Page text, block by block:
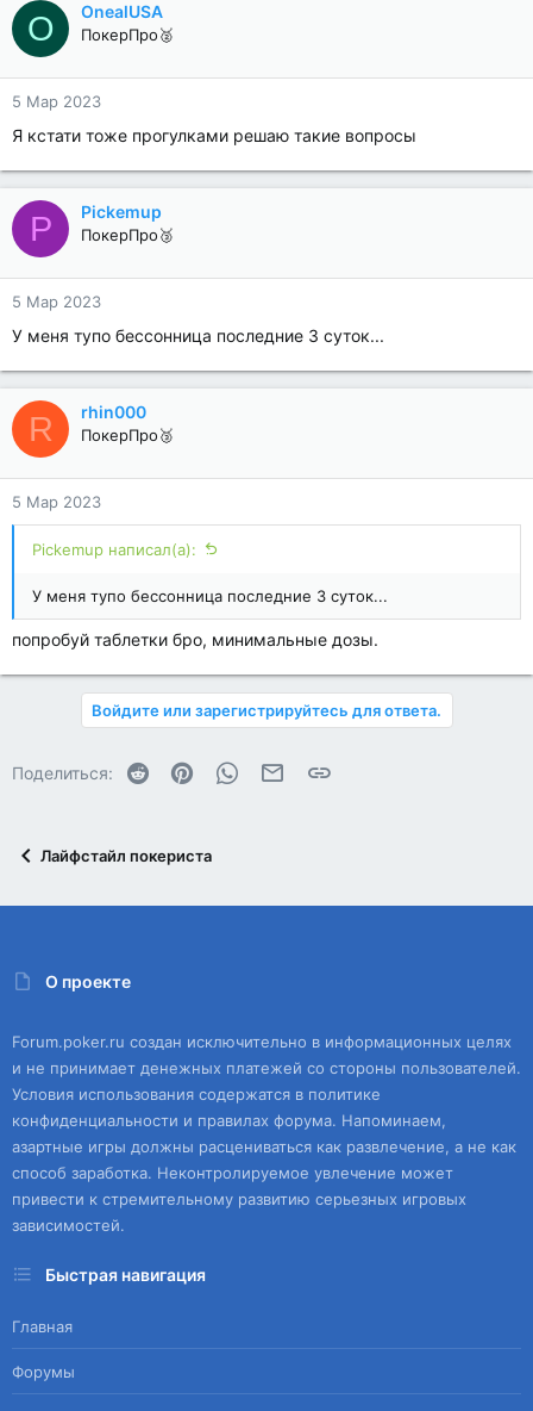
O OnealUSA
ПокерПро🥈
5 Мар 2023
Я кстати тоже прогулками решаю такие вопросы
P Pickemup
ПокерПро🥉
5 Мар 2023
У меня тупо бессонница последние 3 суток...
R rhin000
ПокерПро🥉
5 Мар 2023
Pickemup написал(а):
У меня тупо бессонница последние 3 суток...
попробуй таблетки бро, минимальные дозы.
Войдите или зарегистрируйтесь для ответа.
Поделиться: Reddit PinterestWhatsAppЭлектронная почта
Ссылка
Лайфстайл покериста
О проекте
Forum.poker.ru создан исключительно в информационных целях
и не принимает денежных платежей со стороны пользователей.
Условия использования содержатся в политике
конфиденциальности и правилах форума. Напоминаем,
азартные игры должны расцениваться как развлечение, а не как
способ заработка. Неконтролируемое увлечение может
привести к стремительному развитию серьезных игровых
зависимостей.
Быстрая навигация
Главная
Форумы